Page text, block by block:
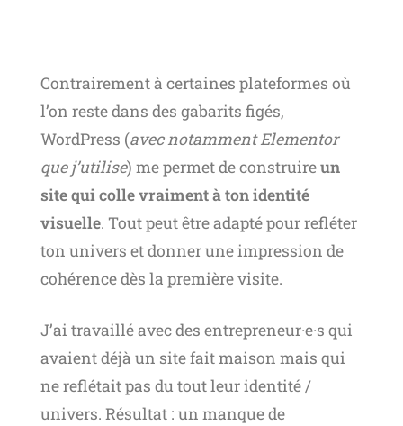
Contrairement à certaines plateformes où
l’on reste dans des gabarits figés,
WordPress (avec notamment Elementor
que j’utilise) me permet de construireun
site qui colle vraiment à ton identité
visuelle. Tout peut être adapté pour refléter
ton univers et donner une impression de
cohérence dès la première visite.
J’ai travaillé avec des entrepreneur·e·s qui
avaient déjà un site fait maison mais qui
ne reflétait pas du tout leur identité /
univers. Résultat : un manque de